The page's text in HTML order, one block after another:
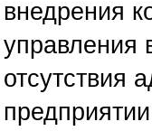
внедрения
управления
отсутствия